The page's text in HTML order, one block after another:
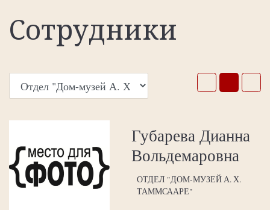
Сотрудники
Губарева Дианна
Вольдемаровна
ОТДЕЛ "ДОМ-МУЗЕЙ А. Х.
ТАММСААРЕ"